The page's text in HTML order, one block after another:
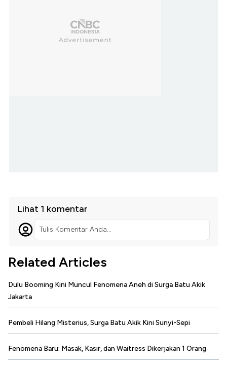
Lihat 1 komentar
Tulis Komentar Anda...
Related Articles
Dulu Booming Kini Muncul Fenomena Aneh di Surga Batu Akik
Jakarta
Pembeli Hilang Misterius, Surga Batu Akik Kini Sunyi-Sepi
Fenomena Baru: Masak, Kasir, dan Waitress Dikerjakan 1 Orang